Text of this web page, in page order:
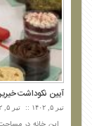
آیین نکوداشت
تیر ۵, ۱۴۰۲ تیر ۵, ۱۴۰۲